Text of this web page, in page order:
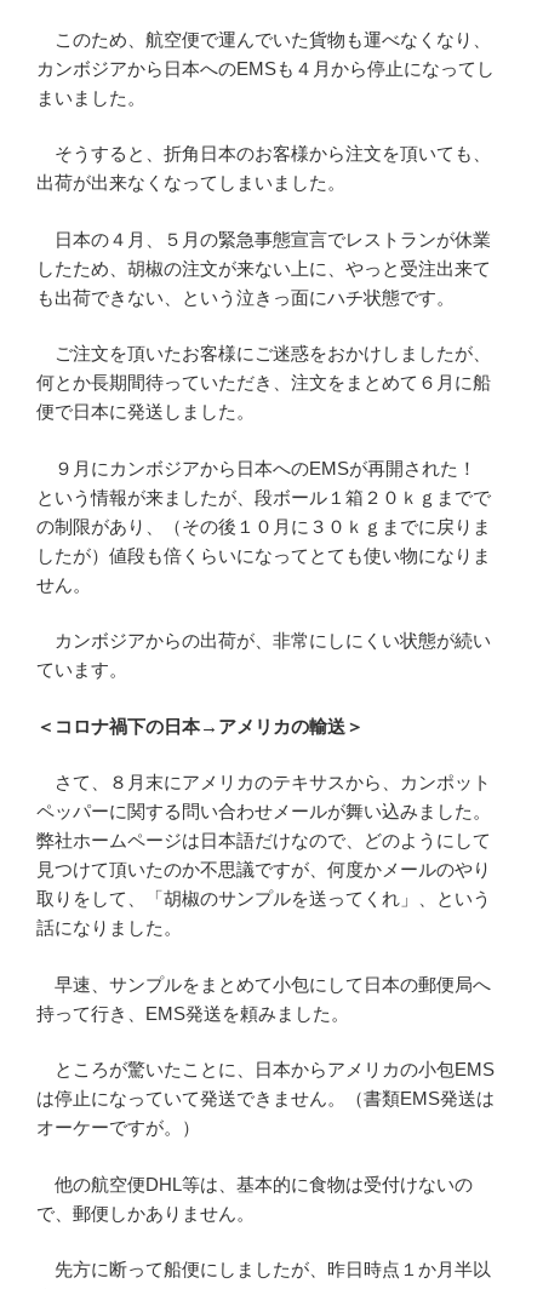
このため、航空便で運んでいた貨物も運べなくなり、
カンボジアから日本へのEMSも４月から停止になってし
まいました。
そうすると、折角日本のお客様から注文を頂いても、
出荷が出来なくなってしまいました。
日本の４月、５月の緊急事態宣言でレストランが休業
したため、胡椒の注文が来ない上に、やっと受注出来て
も出荷できない、という泣きっ面にハチ状態です。
ご注文を頂いたお客様にご迷惑をおかけしましたが、
何とか長期間待っていただき、注文をまとめて６月に船
便で日本に発送しました。
９月にカンボジアから日本へのEMSが再開された！
という情報が来ましたが、段ボール１箱２０ｋｇまでで
の制限があり、（その後１０月に３０ｋｇまでに戻りま
したが）値段も倍くらいになってとても使い物になりま
せん。
カンボジアからの出荷が、非常にしにくい状態が続い
ています。
＜コロナ禍下の日本→アメリカの輸送＞
さて、８月末にアメリカのテキサスから、カンポット
ペッパーに関する問い合わせメールが舞い込みました。
弊社ホームページは日本語だけなので、どのようにして
見つけて頂いたのか不思議ですが、何度かメールのやり
取りをして、「胡椒のサンプルを送ってくれ」、という
話になりました。
早速、サンプルをまとめて小包にして日本の郵便局へ
持って行き、EMS発送を頼みました。
ところが驚いたことに、日本からアメリカの小包EMS
は停止になっていて発送できません。（書類EMS発送は
オーケーですが。）
他の航空便DHL等は、基本的に食物は受付けないの
で、郵便しかありません。
先方に断って船便にしましたが、昨日時点１か月半以